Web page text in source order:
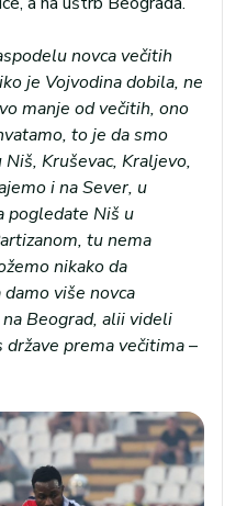
novca večitih
je Vojvodina dobila, ne
manje od večitih, ono
to je da smo
Kruševac, Kraljevo,
i na Sever, u
pogledate Niš u
tu nema
nikako da
više novca
Beograd, alii videli
prema večitima–